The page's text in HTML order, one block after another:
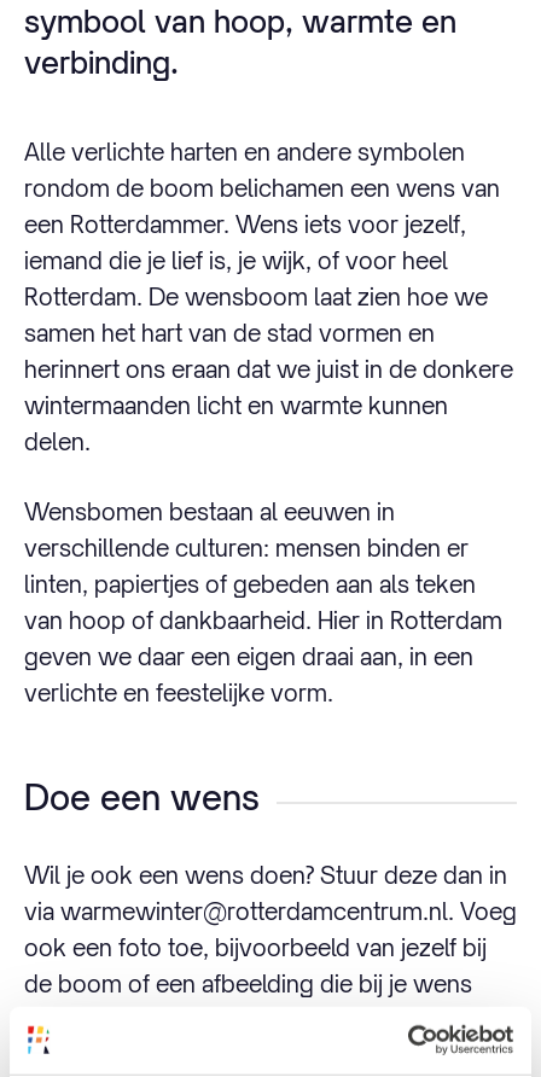
symbool van hoop, warmte en
verbinding.
Alle verlichte harten en andere symbolen
rondom de boom belichamen een wens van
een Rotterdammer. Wens iets voor jezelf,
iemand die je lief is, je wijk, of voor heel
Rotterdam. De wensboom laat zien hoe we
samen het hart van de stad vormen en
herinnert ons eraan dat we juist in de donkere
wintermaanden licht en warmte kunnen
delen.
Wensbomen bestaan al eeuwen in
verschillende culturen: mensen binden er
linten, papiertjes of gebeden aan als teken
van hoop of dankbaarheid. Hier in Rotterdam
geven we daar een eigen draai aan, in een
verlichte en feestelijke vorm.
Doe een wens
Wil je ook een wens doen? Stuur deze dan in
via warmewinter@rotterdamcentrum.nl. Voeg
ook een foto toe, bijvoorbeeld van jezelf bij
de boom of een afbeelding die bij je wens
past. Wij zorgen dat de wensen een mooi
plekje krijgen. Waar dat precies is, hoor je